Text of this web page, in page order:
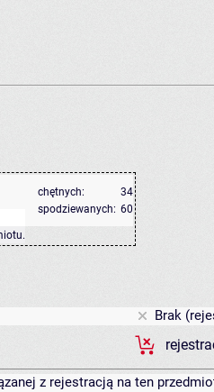
chętnych:
34
spodziewanych: 60
.
Brak
z rejestracją na ten